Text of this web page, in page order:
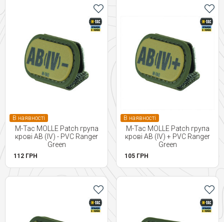
В наявності
M-Tac MOLLE Patch група
крові AB (IV) - PVC Ranger
Green
112 ГРН
В наявності
M-Tac MOLLE Patch група
крові AB (IV) + PVC Ranger
Green
105 ГРН